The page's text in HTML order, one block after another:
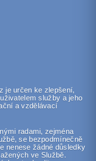
je určen ke zlepšení,
služby a jeho
a vzdělávací
radami, zejména
se bezpodmínečně
nenese žádné důsledky
ve Službě.